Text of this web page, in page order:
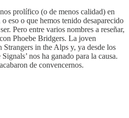
prolífico (o de menos calidad) en
eso o que hemos tenido desaparecido
Pero entre varios nombres a reseñar,
Phoebe Bridgers. La joven
in the Alps y, ya desde los
nos ha ganado para la causa.
de convencernos.